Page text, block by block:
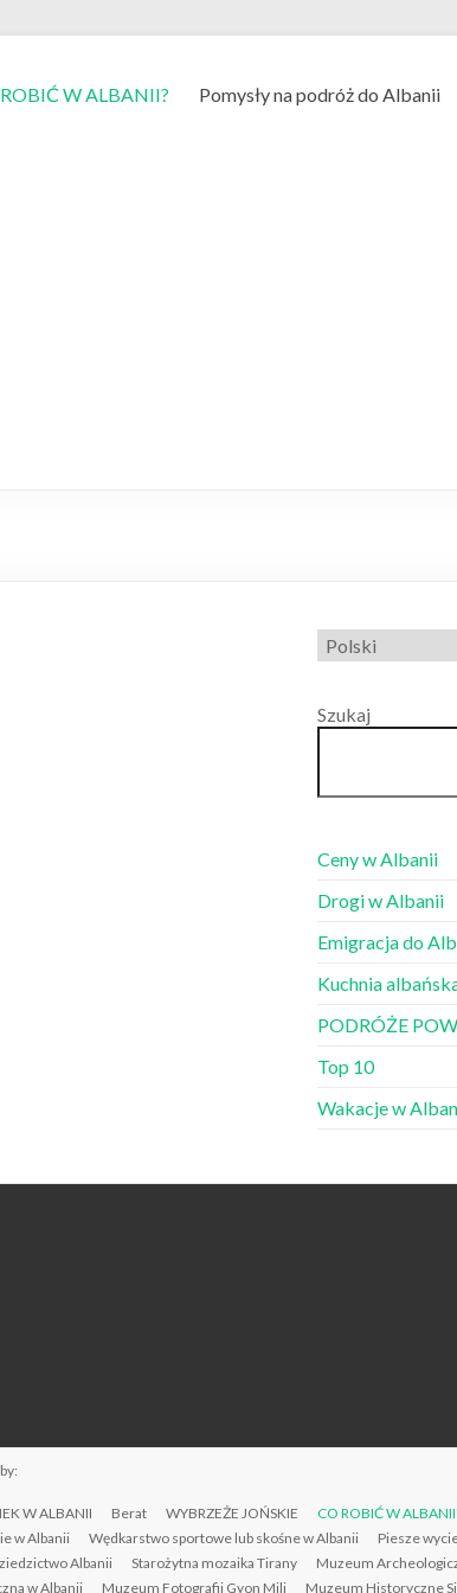
W ALBANII? Pomysły na podróż do Albanii
Wybierz
język
Szukaj
Ceny w Albanii
Drogi w Albanii
Emigracja do
Kuchnia
PODRÓŻE
Top 10
Wakacje w
W ALBANII Berat WYBRZEŻE JOŃSKIE CO ROBIĆ W
w Albanii Wędkarstwo sportowe lub skośne w Albanii Piesze
Albanii Starożytna mozaika Tirany Muzeum
w Albanii Muzeum Fotografii Gyon Mili Muzeum Historyczne